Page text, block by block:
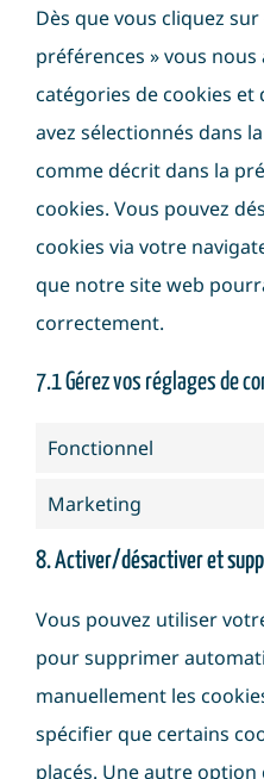
Dès que vous cliquez
préférences » vous
catégories de cookies et
avez sélectionnés dans
comme décrit dans la
cookies. Vous pouvez
cookies via votre
que notre site web
correctement.
7.1 Gérez vos réglages de
Fonctionnel
Marketing
8. Activer/désactiver et
Vous pouvez utiliser
pour supprimer
manuellement les
spécifier que certains
placés. Une autre